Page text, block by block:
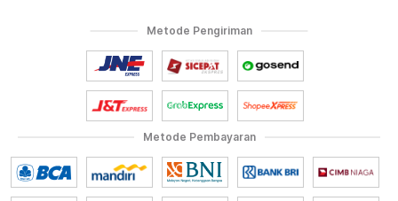
Metode Pembayaran
Metode Pengiriman